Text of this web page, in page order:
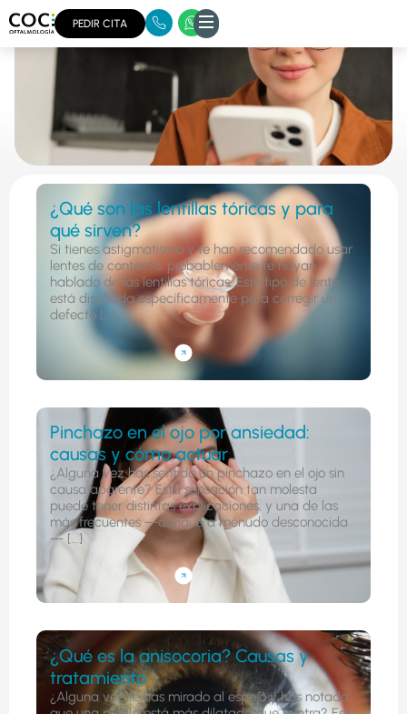
PEDIR CITA
Inicio / Blog
¿Qué son las lentillas tóricas y para
qué sirven?
Si tienes astigmatismo y te han recomendado usar
lentes de contacto, probablemente te hayan
hablado de las lentillas tóricas. Este tipo de lente
está diseñada específicamente para corregir un
defecto [...]
Pinchazo en el ojo por ansiedad:
causas y cómo actuar
¿Alguna vez has sentido un pinchazo en el ojo sin
causa aparente? Esta sensación tan molesta
puede tener distintas explicaciones, y una de las
más frecuentes —aunque a menudo desconocida
— [...]
¿Qué es la anisocoria? Causas y
tratamiento
¿Alguna vez te has mirado al espejo y has notado